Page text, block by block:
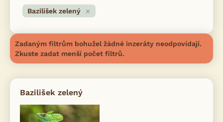
Bazilišek zelený
Zadaným filtrům bohužel žádné inzeráty neodpovídají.
Zkuste zadat menší počet filtrů.
Bazilišek zelený